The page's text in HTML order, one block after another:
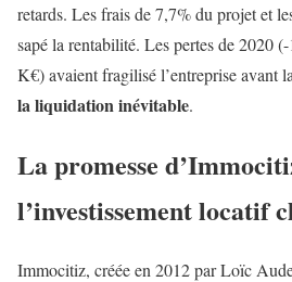
retards. Les frais de 7,7% du projet et
sapé la rentabilité. Les pertes de 2020
K€) avaient fragilisé l’entreprise avant
la liquidation inévitable.
La promesse
l’investissement locatif
Immocitiz, créée en 2012 par Loïc